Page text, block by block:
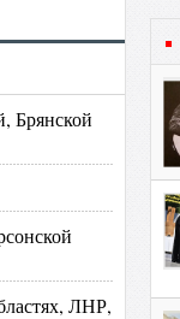
Брянской
ЛНР,